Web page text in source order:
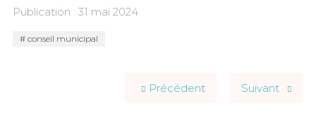
Publication : 31 mai 2024
conseil municipal
Précédent Suivant